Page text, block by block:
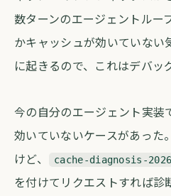
数ターンのエージェントルー
かキャッシュが効いていない
に起きるので、これはデバッ
今の自分のエージェント実装
効いていないケースがあった
けど、
cache-diagnosis-
を付けてリクエストすれば診